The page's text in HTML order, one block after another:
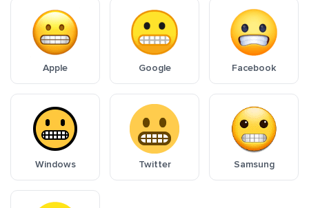
Apple Google Facebook
Windows Twitter Samsung